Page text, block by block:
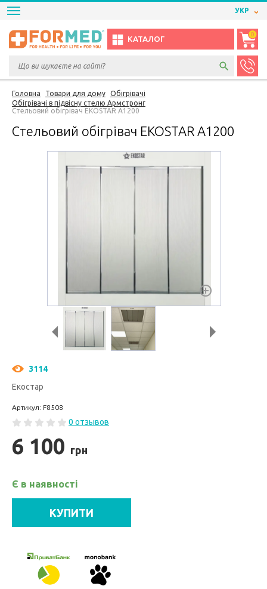
УКР
КАТАЛОГ
0
Головна Товари для дому
Обігрівачі
Обігрівачі в підвісну стелю Армстронг
Стельовий обігрівач EKOSTAR A1200
Стельовий обігрівач EKOSTAR A1200
3114
Екостар
Артикул: F8508
0 отзывов
6 100 грн
Є в наявності
КУПИТИ